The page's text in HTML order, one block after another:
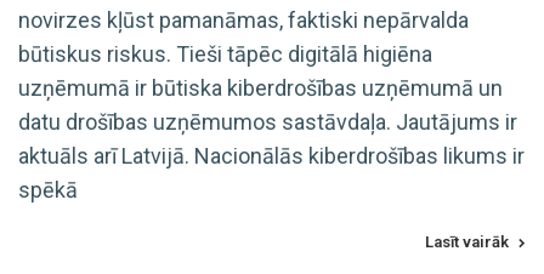
novirzes kļūst pamanāmas, faktiski nepārvalda
būtiskus riskus. Tieši tāpēc digitālā higiēna
uzņēmumā ir būtiska kiberdrošības uzņēmumā un
datu drošības uzņēmumos sastāvdaļa. Jautājums ir
aktuāls arī Latvijā. Nacionālās kiberdrošības likums ir
spēkā
Lasīt vairāk